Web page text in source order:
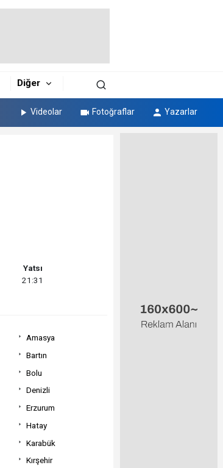
Diğer
Videolar Fotoğraflar Yazarlar
Yatsı
21:31
Amasya
Bartın
Bolu
Denizli
Erzurum
Hatay
Karabük
Kırşehir